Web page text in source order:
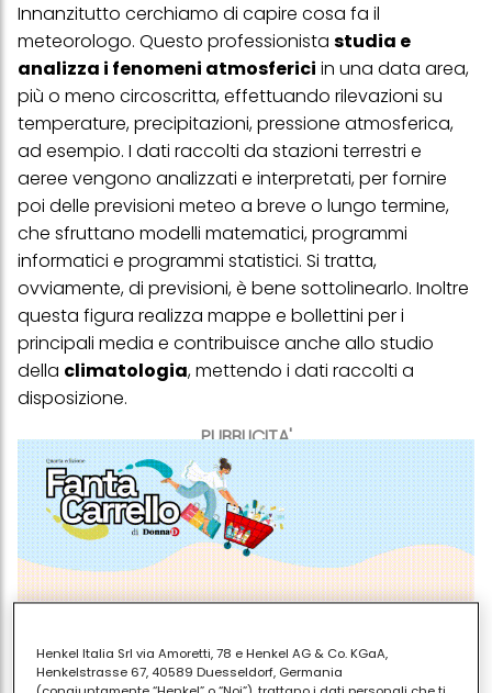
PUBBLICITA'
Innanzitutto cerchiamo di capire cosa fa il
meteorologo. Questo professionista studia e
analizza i fenomeni atmosferici in una data area,
più o meno circoscritta, effettuando rilevazioni su
temperature, precipitazioni, pressione atmosferica,
ad esempio. I dati raccolti da stazioni terrestri e
aeree vengono analizzati e interpretati, per fornire
poi delle previsioni meteo a breve o lungo termine,
che sfruttano modelli matematici, programmi
informatici e programmi statistici. Si tratta,
ovviamente, di previsioni, è bene sottolinearlo. Inoltre
questa figura realizza mappe e bollettini per i
principali media e contribuisce anche allo studio
della climatologia, mettendo i dati raccolti a
disposizione.
Henkel Italia Srl via Amoretti, 78 e Henkel AG & Co. KGaA,
Henkelstrasse 67, 40589 Duesseldorf, Germania